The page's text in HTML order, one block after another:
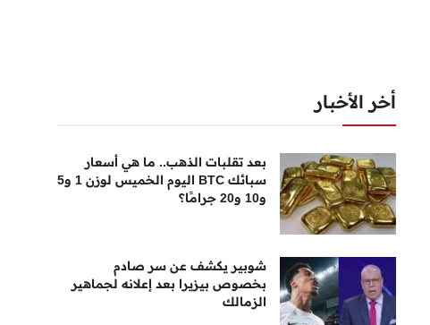
أخر الأخبار
بعد تقلبات الذهب.. ما هي أسعار
سبائك BTC اليوم الخميس لوزن 1 و5
و10 و20 جرامًا؟
شوبير يكشف عن سر صادم
بخصوص بيزيرا بعد إعلانه لجماهير
الزمالك